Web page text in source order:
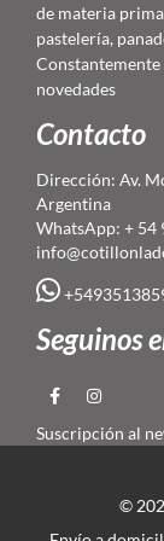
de materia
pastelería,
novedades
Contacto
Dirección: Av.
Argentina
WhatsApp: + 54
Seguinos
Suscripción al
©